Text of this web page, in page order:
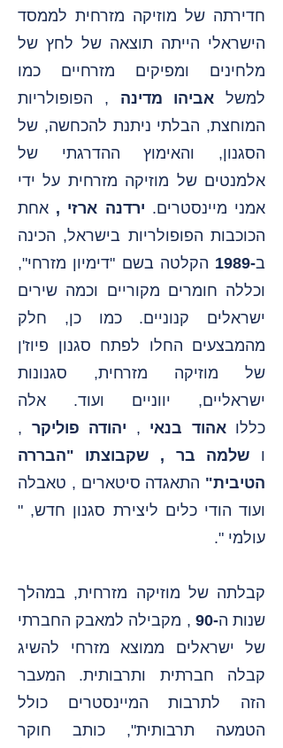
חדירתה של מוזיקה מזרחית לממסד
הישראלי הייתה תוצאה של לחץ של
מלחינים ומפיקים מזרחיים כמו
למשל
אביהו מדינה , הפופולריות
המוחצת, הבלתי ניתנת להכחשה, של
הסגנון, והאימוץ ההדרגתי של
אלמנטים של מוזיקה מזרחית על ידי
אמני מיינסטרים. ירדנה ארזי , אחת
הכוכבות הפופולריות בישראל, הכינה
ב-1989
הקלטה בשם "דימיון מזרחי",
וכללה חומרים מקוריים וכמה שירים
ישראלים קנוניים. כמו כן, חלק
מהמבצעים החלו לפתח סגנון פיוז'ן
של מוזיקה מזרחית, סגנונות
ישראליים, יווניים ועוד. אלה
כללו אהוד בנאי , יהודה פוליקר ,
ו
שלמה בר ,
שקבוצתו "הבררה
הטיבית" התאגדה סיטארים , טאבלה
ועוד הודי כלים ליצירת סגנון חדש, "
עולמי ".
קבלתה של מוזיקה מזרחית, במהלך
שנות ה-90
, מקבילה למאבק החברתי
של ישראלים ממוצא מזרחי להשיג
קבלה חברתית ותרבותית. המעבר
הזה לתרבות המיינסטרים כולל
הטמעה תרבותית", כותב חוקר